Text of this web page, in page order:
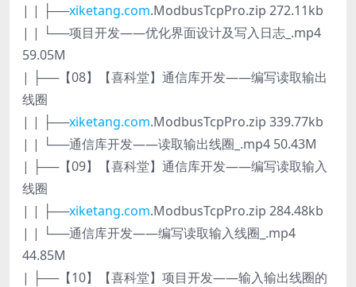
| | ├──xiketang.com.ModbusTcpPro.zip 272.11kb
| | └──项目开发——优化界面设计及写入日志_.mp4
59.05M
| ├──【08】【喜科堂】通信库开发——编写读取输出
线圈
| | ├──xiketang.com.ModbusTcpPro.zip 339.77kb
| | └──通信库开发——读取输出线圈_.mp4 50.43M
| ├──【09】【喜科堂】通信库开发——编写读取输入
线圈
| | ├──xiketang.com.ModbusTcpPro.zip 284.48kb
| | └──通信库开发——编写读取输入线圈_.mp4
44.85M
| ├──【10】【喜科堂】项目开发——输入输出线圈的